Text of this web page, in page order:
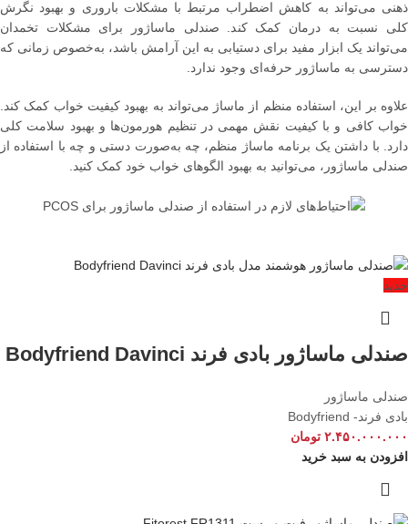
ذهنی می‌تواند به کاهش اضطراب مرتبط با مشکلات باروری و بهبود نگرش
کلی نسبت به درمان کمک کند. صندلی ماساژور برای مشکلات تخمدان
می‌تواند یک ابزار مفید برای دستیابی به این آرامش باشد، به‌خصوص زمانی که
دسترسی به ماساژور حرفه‌ای وجود ندارد.
علاوه بر این، استفاده منظم از ماساژ می‌تواند به بهبود کیفیت خواب کمک کند.
خواب کافی و با کیفیت نقش مهمی در تنظیم هورمون‌ها و بهبود سلامت کلی
دارد. با داشتن یک برنامه ماساژ منظم، چه به‌صورت دستی و چه با استفاده از
صندلی ماساژور، می‌توانید به بهبود الگوهای خواب خود کمک کنید.
جدید
صندلی ماساژور بادی فرند Bodyfriend Davinci
صندلی ماساژور
بادی فرند- Bodyfriend
۲.۴۵۰.۰۰۰.۰۰۰ تومان
افزودن به سبد خرید